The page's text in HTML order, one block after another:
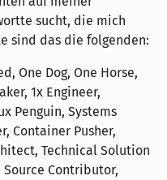
sucht, die mich
sind das die folgenden:
One Dog, One Horse,
1x Engineer,
Penguin, Systems
Container Pusher,
Technical Solution
Source Contributor,